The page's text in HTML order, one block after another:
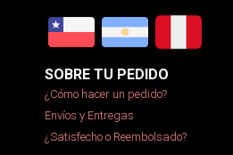
SOBRE TU PEDIDO
¿Cómo hacer un pedido?
Envíos y Entregas
¿Satisfecho o Reembolsado?